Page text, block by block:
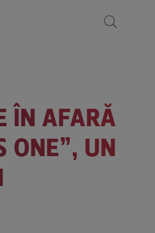
ÎN AFARĂ
ONE”, UN